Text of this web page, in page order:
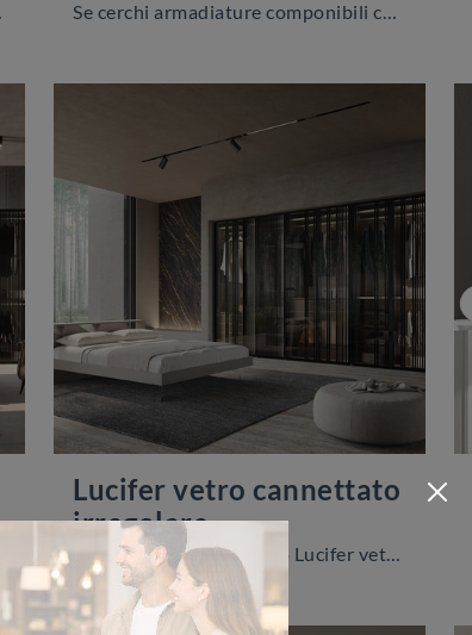
Lucifer vetro cannettato
irregolare
Ti presentiamo l'armadio Lucifer vetro cannettato irregolare in vetro di Voltan! Un ricco catalogo di armadi a muro con ante battenti.